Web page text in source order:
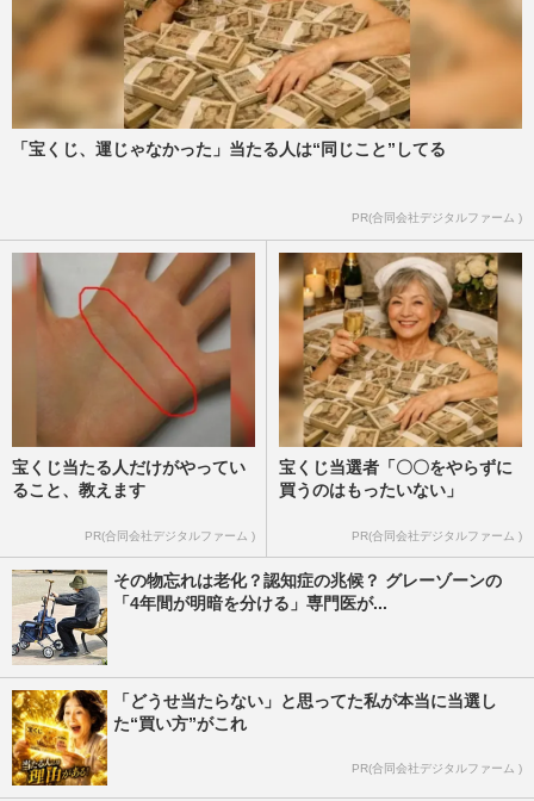
「宝くじ、運じゃなかった」当たる人は“同じこと”してる
PR(合同会社デジタルファーム )
宝くじ当たる人だけがやってい
ること、教えます
PR(合同会社デジタルファーム )
宝くじ当選者「〇〇をやらずに
買うのはもったいない」
PR(合同会社デジタルファーム )
その物忘れは老化？認知症の兆候？ グレーゾーンの
「4年間が明暗を分ける」専門医が...
「どうせ当たらない」と思ってた私が本当に当選し
た“買い方”がこれ
PR(合同会社デジタルファーム )